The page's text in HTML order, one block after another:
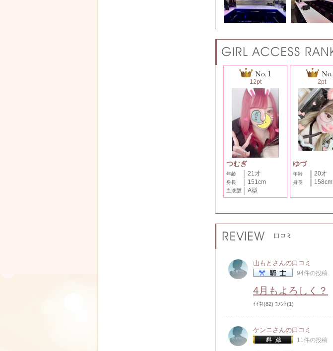
12pt
つむぎ
年齢 21才
身長 151cm
血液型 A型
2pt
ゆづ
年齢 20才
身長 158cm
山もとさんの口コミ
94件の投稿
4月もよろしく？
ｲｲﾈ!(82) ｺﾒﾝﾄ(1)
ケンニさんの口コミ
11件の投稿